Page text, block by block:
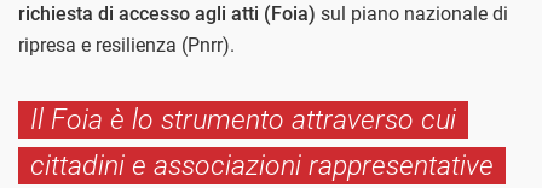
richiesta di accesso agli atti (Foia) sul piano nazionale di
ripresa e resilienza (Pnrr).
Il Foia è lo strumento attraverso cui
cittadini e associazioni rappresentative